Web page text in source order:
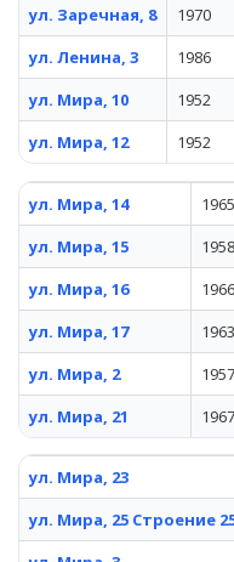
ул. Заречная, 8
1970
ул. Ленина, 3
1986
ул. Мира, 10
1952
ул. Мира, 12
1952
ул. Мира, 14 1965
ул. Мира, 15
1958
ул. Мира, 16
1966
ул. Мира, 17
1963
ул. Мира, 2
1957
ул. Мира, 21
1967
ул. Мира, 23
ул. Мира, 25 Строение